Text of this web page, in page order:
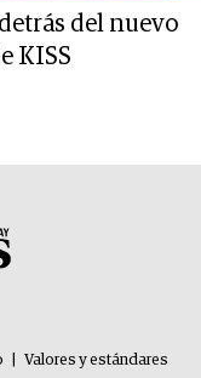
del nuevo
KISS
Valores y estándares